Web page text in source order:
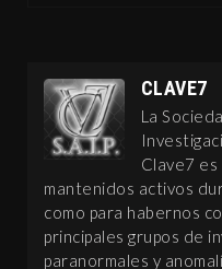
CLAVE7
La
Clave7 es
mantenidos activos
como para habernos
principales grupos de
paranormales y